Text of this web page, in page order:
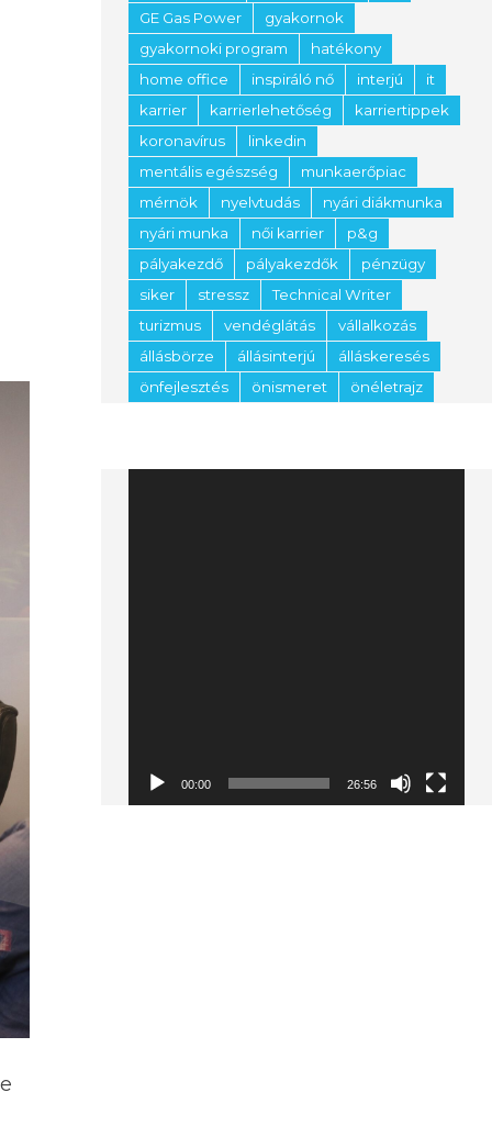
GE Gas Power
gyakornok
gyakornoki program
hatékony
home office
inspiráló nő interjú
it
karrier
karrierlehetőség
karriertippek
koronavírus
linkedin
mentális egészség
munkaerőpiac
mérnök
nyelvtudás
nyári diákmunka
nyári munka
női karrier
p&g
pályakezdő
pályakezdők
pénzügy
siker
stressz
Technical Writer
turizmus
vendéglátás
vállalkozás
állásbörze
állásinterjú
álláskeresés
önfejlesztés
önismeret önéletrajz
00:00 26:56